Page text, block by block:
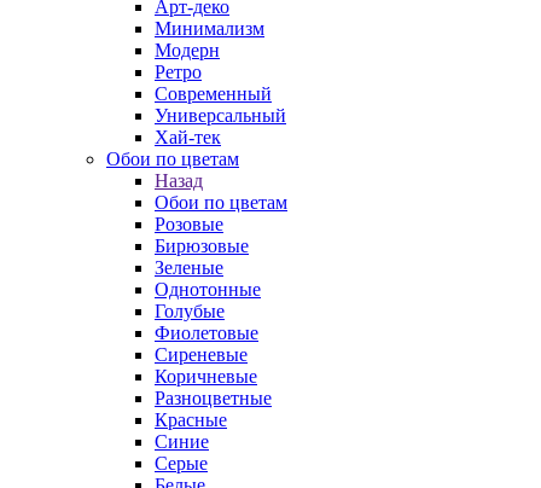
Арт-деко
Минимализм
Модерн
Ретро
Современный
Универсальный
Хай-тек
Обои по цветам
Назад
Обои по цветам
Розовые
Бирюзовые
Зеленые
Однотонные
Голубые
Фиолетовые
Сиреневые
Коричневые
Разноцветные
Красные
Синие
Серые